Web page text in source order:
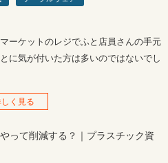
ーケットのレジでふと店員さんの手元
に気が付いた方は多いのではないでし
く見る
って削減する？｜プラスチック資